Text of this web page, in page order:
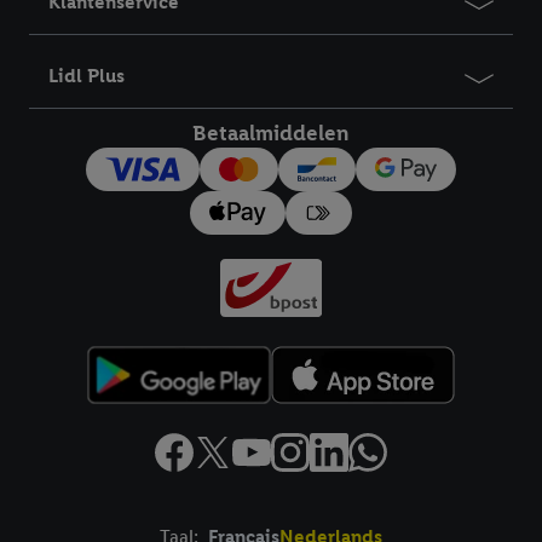
Lidl Plus
Betaalmiddelen
Taal: FrançaisNederlands